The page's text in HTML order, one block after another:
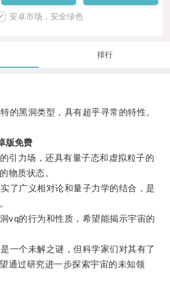
安卓市场，安全绿色
排行
黑洞类型，具有超乎寻常的特性。
版免费
力场，还具有量子态和虚拟粒子的
物质状态。
广义相对论和量子力学的结合，是
的行为和性质，希望能揭示宇宙的
个未解之谜，但科学家们对其有了
通过研究进一步探索宇宙的未知领